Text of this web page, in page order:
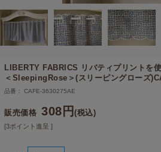
LIBERTY FABRICS リバティプリントを
＜SleepingRose＞(スリーピングローズ
品番： CAFE-3630275AE
販売価格 308円(税込)
[3ポイント進呈 ]